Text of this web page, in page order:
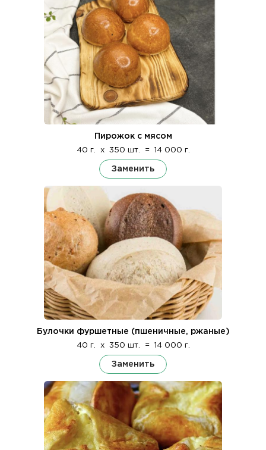
Пирожок с мясом
40 г. x 350 шт. = 14 000 г.
Заменить
Булочки фуршетные (пшеничные, ржаные)
40 г. x 350 шт. = 14 000 г.
Заменить